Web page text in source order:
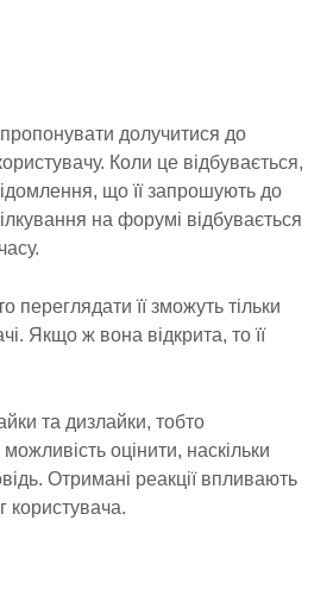
долучитися до
Коли це відбувається,
що її запрошують до
на форумі відбувається
переглядати її зможуть тільки
Якщо ж вона відкрита, то її
та дизлайки, тобто
оцінити, наскільки
Отримані реакції впливають
користувача.